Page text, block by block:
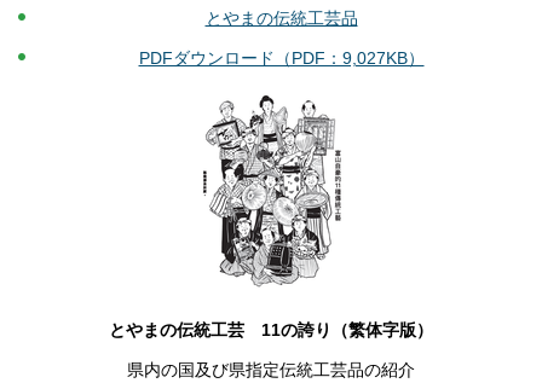
とやまの伝統工芸品
PDFダウンロード（PDF：9,027KB）
とやまの伝統工芸 11の誇り（繁体字版）
県内の国及び県指定伝統工芸品の紹介